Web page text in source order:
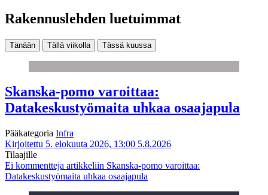
Rakennuslehden luetuimmat
Tänään Tällä viikolla Tässä kuussa
Skanska-pomo varoittaa:
Datakeskustyömaita uhkaa osaajapula
Pääkategoria Infra
Kirjoitettu 5. elokuuta 2026, 13:00 5.8.2026
Tilaajille
Ei kommentteja artikkeliin Skanska-pomo varoittaa:
Datakeskustyömaita uhkaa osaajapula